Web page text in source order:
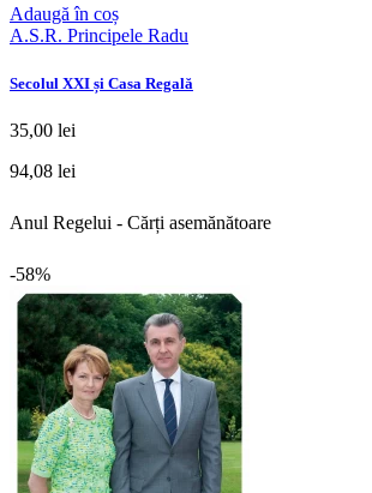
Adaugă în coș
A.S.R. Principele Radu
Secolul XXI și Casa Regală
35,00 lei
94,08 lei
Anul Regelui - Cărți asemănătoare
-58%